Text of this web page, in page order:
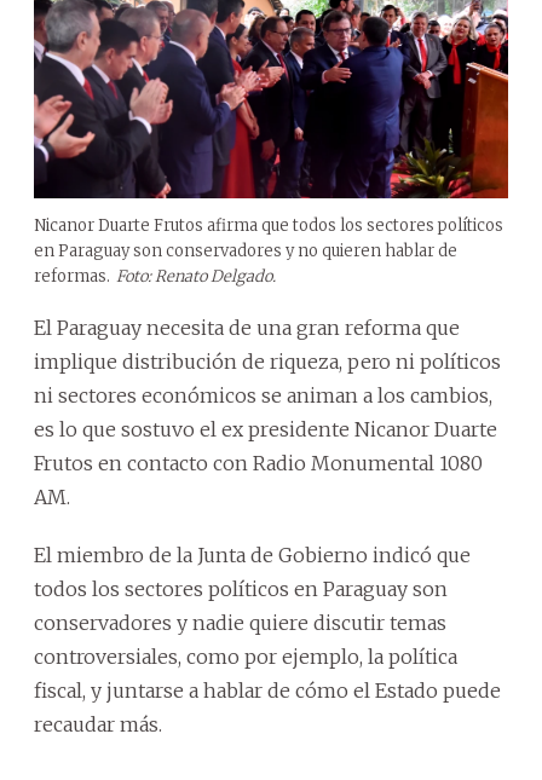
Nicanor Duarte Frutos afirma que todos los sectores políticos
en Paraguay son conservadores y no quieren hablar de
reformas. Foto: Renato Delgado.
El Paraguay necesita de una gran reforma que
implique distribución de riqueza, pero ni políticos
ni sectores económicos se animan a los cambios,
es lo que sostuvo el ex presidente Nicanor Duarte
Frutos en contacto con Radio Monumental 1080
AM.
El miembro de la Junta de Gobierno indicó que
todos los sectores políticos en Paraguay son
conservadores y nadie quiere discutir temas
controversiales, como por ejemplo, la política
fiscal, y juntarse a hablar de cómo el Estado puede
recaudar más.